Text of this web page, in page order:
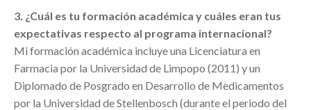
3. ¿Cuál es tu formación académica y cuáles eran tus
expectativas respecto al programa internacional?
Mi formación académica incluye una Licenciatura en
Farmacia por la Universidad de Limpopo (2011) y un
Diplomado de Posgrado en Desarrollo de Medicamentos
por la Universidad de Stellenbosch (durante el periodo del